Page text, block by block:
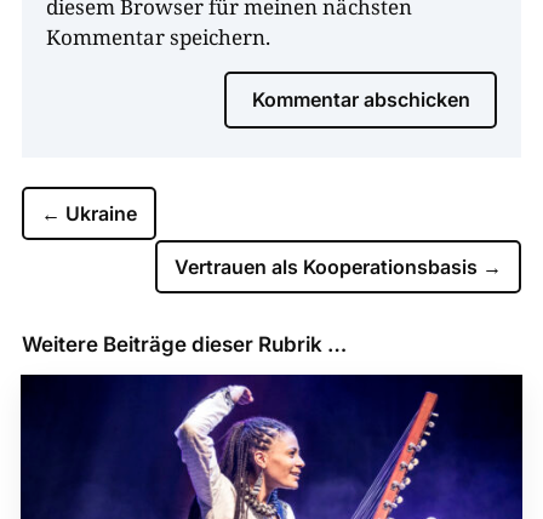
diesem Browser für meinen nächsten
Kommentar speichern.
Kommentar abschicken
← Ukraine
Vertrauen als Kooperations­basis →
Weitere Beiträge dieser Rubrik …